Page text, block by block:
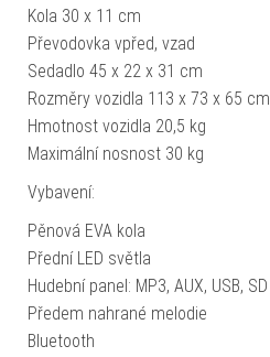
Kola 30 x 11 cm
Převodovka vpřed, vzad
Sedadlo 45 x 22 x 31 cm
Rozměry vozidla 113 x 73 x 65 cm
Hmotnost vozidla 20,5 kg
Maximální nosnost 30 kg
Vybavení:
Pěnová EVA kola
Přední LED světla
Hudební panel: MP3, AUX, USB, SD
Předem nahrané melodie
Bluetooth